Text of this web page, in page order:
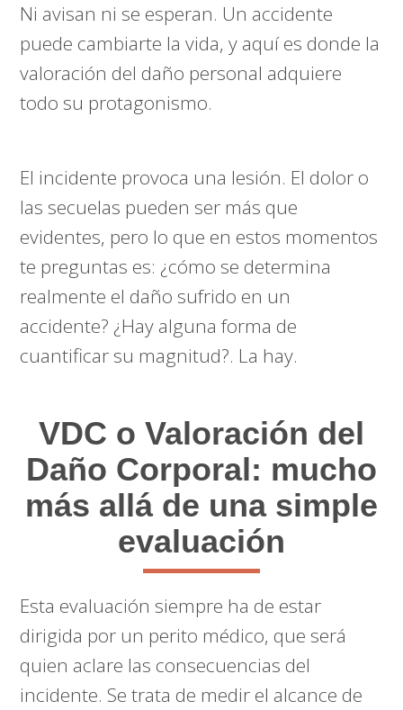
Ni avisan ni se esperan. Un accidente
puede cambiarte la vida, y aquí es donde la
valoración del daño personal adquiere
todo su protagonismo.
El incidente provoca una lesión. El dolor o
las secuelas pueden ser más que
evidentes, pero lo que en estos momentos
te preguntas es: ¿cómo se determina
realmente el daño sufrido en un
accidente? ¿Hay alguna forma de
cuantificar su magnitud?. La hay.
VDC o Valoración del
Daño Corporal: mucho
más allá de una simple
evaluación
Esta evaluación siempre ha de estar
dirigida por un perito médico, que será
quien aclare las consecuencias del
incidente. Se trata de medir el alcance de